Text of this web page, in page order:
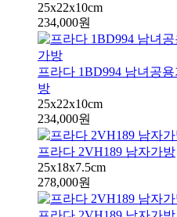
25x22x10cm
234,000원
프라다 1BD994 남녀공
방
25x22x10cm
234,000원
프라다 2VH189 남자가방
25x18x7.5cm
278,000원